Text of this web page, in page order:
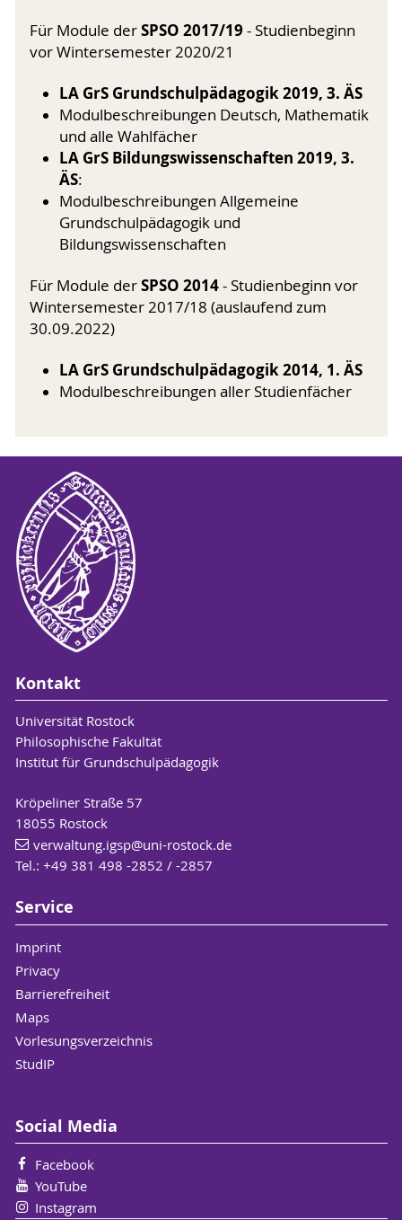
Für Module derSPSO 2017/19 - Studienbeginn
vor Wintersemester 2020/21
LA GrS Grundschulpädagogik 2019, 3. ÄS
Modulbeschreibungen Deutsch, Mathematik
und alle Wahlfächer
LA GrS Bildungswissenschaften 2019, 3.
ÄS:
Modulbeschreibungen Allgemeine
Grundschulpädagogik und
Bildungswissenschaften
Für Module derSPSO 2014- Studienbeginn vor
Wintersemester 2017/18 (auslaufend zum
30.09.2022)
LA GrS Grundschulpädagogik 2014, 1. ÄS
Modulbeschreibungen aller Studienfächer
Kontakt
Universität Rostock
Philosophische Fakultät
Institut für Grundschulpädagogik
Kröpeliner Straße 57
18055 Rostock
verwaltung.igsp@uni-rostock.de
Tel.: +49 381 498 -2852 / -2857
Service
Imprint
Privacy
Barrierefreiheit
Maps
Vorlesungsverzeichnis
StudIP
Social Media
Facebook
YouTube
Instagram